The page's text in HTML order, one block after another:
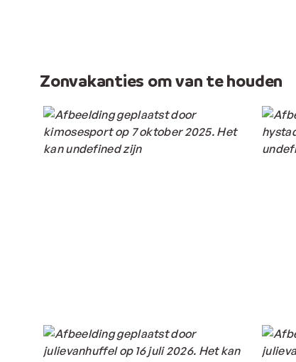
Zonvakanties om van te houden